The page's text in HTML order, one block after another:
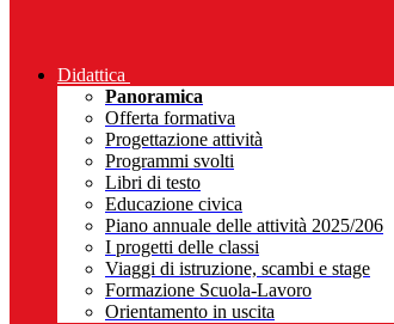
Didattica
Panoramica
Offerta formativa
Progettazione attività
Programmi svolti
Libri di testo
Educazione civica
Piano annuale delle attività 2025/206
I progetti delle classi
Viaggi di istruzione, scambi e stage
Formazione Scuola-Lavoro
Orientamento in uscita